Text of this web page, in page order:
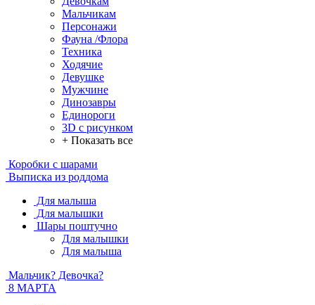
Мальчикам
Персонажи
Фауна /Флора
Техника
Ходячие
Девушке
Мужчине
Динозавры
Единороги
3D с рисунком
+ Показать все
Коробки с шарами
Выписка из роддома
Для малыша
Для малышки
Шары поштучно
Для малышки
Для малыша
Мальчик? Девочка?
8 МАРТА